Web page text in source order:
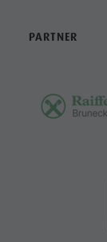
PARTNER